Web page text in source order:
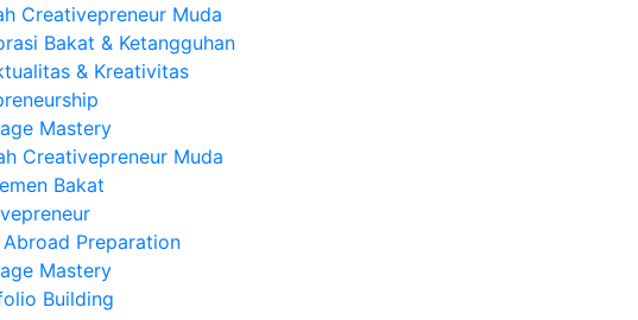
Creativepreneur Muda
Bakat & Ketangguhan
& Kreativitas
Mastery
Creativepreneur Muda
Bakat
Preparation
Mastery
Building